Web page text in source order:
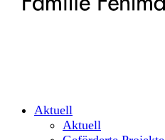
Aktuell
Aktuell